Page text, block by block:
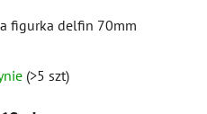
figurka delfin 70mm
(>5 szt)